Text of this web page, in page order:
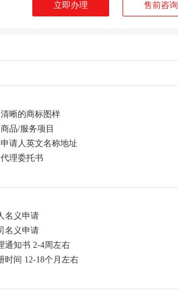
立即办理 售前咨询
晰的商标图样
品/服务项目
请人英文名称地址
理委托书
名义申请
名义申请
通知书 2-4周左右
时间 12-18个月左右